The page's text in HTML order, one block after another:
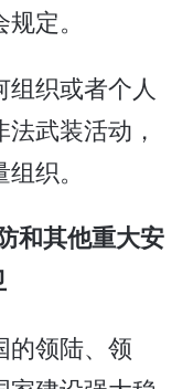
定。
织或者个人
武装活动，
织。
和其他重大安
领陆、领